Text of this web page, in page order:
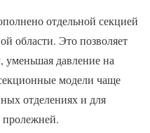
отдельной секцией
области. Это позволяет
уменьшая давление на
модели чаще
отделениях и для